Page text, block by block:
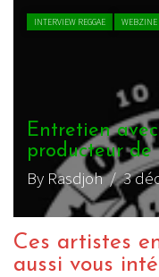
INTERVIEW REGGAE WEBZINE
Entretien
producteur de
By Rasdjoh/ 3
Ces artistes
aussi vous